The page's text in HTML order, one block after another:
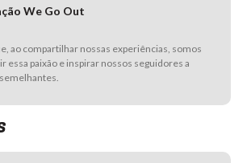
We Go Out
ao compartilhar nossas experiências, somos
essa paixão e inspirar nossos seguidores a